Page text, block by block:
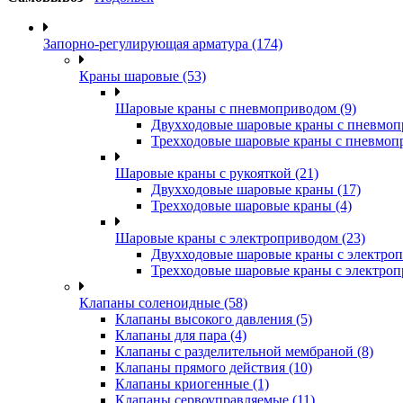
Запорно-регулирующая арматура (174)
Краны шаровые (53)
Шаровые краны с пневмоприводом (9)
Двухходовые шаровые краны с
Трехходовые шаровые краны с
Шаровые краны с рукояткой (21)
Двухходовые шаровые краны (17)
Трехходовые шаровые краны (4)
Шаровые краны с электроприводом (23)
Двухходовые шаровые краны с
Трехходовые шаровые краны с
Клапаны соленоидные (58)
Клапаны высокого давления (5)
Клапаны для пара (4)
Клапаны с разделительной мембраной (8)
Клапаны прямого действия (10)
Клапаны криогенные (1)